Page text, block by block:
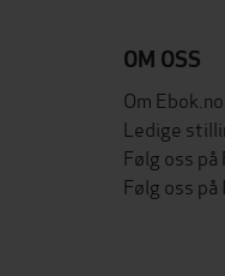
OM OSS
Om Ebok.no
Ledige
Følg oss på
Følg oss